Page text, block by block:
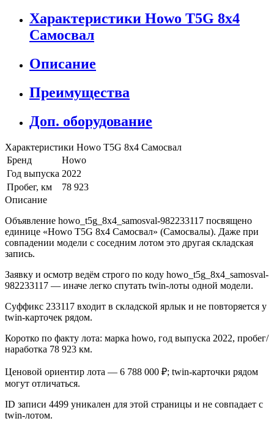
Характеристики Howo T5G 8x4
Самосвал
Описание
Преимущества
Доп. оборудование
Характеристики Howo T5G 8x4 Самосвал
Бренд
Howo
Год выпуска 2022
Пробег, км
78 923
Описание
Объявление howo_t5g_8x4_samosval-982233117 посвящено
единице «Howo T5G 8x4 Самосвал» (Самосвалы). Даже при
совпадении модели с соседним лотом это другая складская
запись.
Заявку и осмотр ведём строго по коду howo_t5g_8x4_samosval-
982233117 — иначе легко спутать twin-лоты одной модели.
Суффикс 233117 входит в складской ярлык и не повторяется у
twin-карточек рядом.
Коротко по факту лота: марка howo, год выпуска 2022, пробег/
наработка 78 923 км.
Ценовой ориентир лота — 6 788 000 ₽; twin-карточки рядом
могут отличаться.
ID записи 4499 уникален для этой страницы и не совпадает с
twin-лотом.